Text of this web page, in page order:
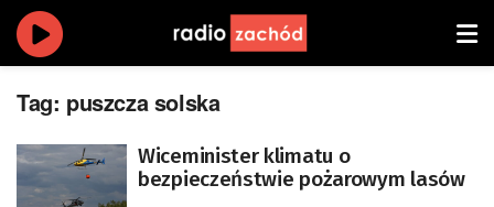
Tag: puszcza solska
Wiceminister klimatu o
bezpieczeństwie pożarowym lasów